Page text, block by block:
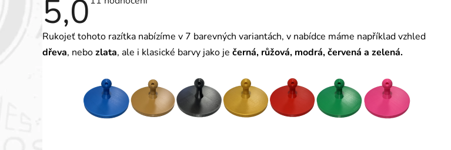
5,0
5,0
5
Rukojeť tohoto razítka nabízíme v 7 barevných variantách, v nabídce máme například vzhled
dřeva, nebozlata, ale i klasické barvy jako je černá, růžová, modrá, červená a zelená.